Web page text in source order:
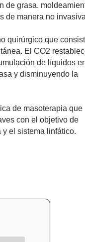
de grasa,
de manera no
quirúrgico que
El CO2
de líquidos
y disminuyendo la
de masoterapia que
con el objetivo de
el sistema linfático.